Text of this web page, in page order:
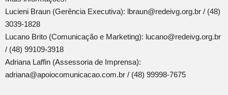
Lucieni Braun (Gerência Executiva): lbraun@redeivg.org.br / (48)
3039-1828
Lucano Brito (Comunicação e Marketing): lucano@redeivg.org.br
/ (48) 99109-3918
Adriana Laffin (Assessoria de Imprensa):
adriana@apoiocomunicacao.com.br / (48) 99998-7675